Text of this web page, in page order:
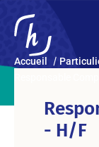
Accueil
- H/F